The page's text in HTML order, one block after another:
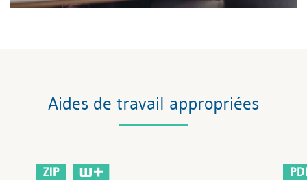
Aides de travail appropriées
ZIP